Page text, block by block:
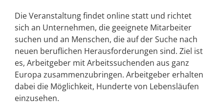
Die Veranstaltung findet online statt und richtet
sich an Unternehmen, die geeignete Mitarbeiter
suchen und an Menschen, die auf der Suche nach
neuen beruflichen Herausforderungen sind. Ziel ist
es, Arbeitgeber mit Arbeitssuchenden aus ganz
Europa zusammenzubringen. Arbeitgeber erhalten
dabei die Möglichkeit, Hunderte von Lebensläufen
einzusehen.